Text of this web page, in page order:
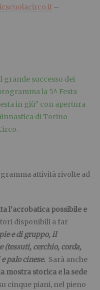
–
grande successo dei
la 5^ Festa
in giù” con apertura
di Torino
attività rivolte ad
l’acrobatica possibile e
disponibili a far
e di gruppo, il
(tessuti, cerchio, corda,
palo cinese. Sarà anche
mostra storica e la sede
cinque piani, nel pieno